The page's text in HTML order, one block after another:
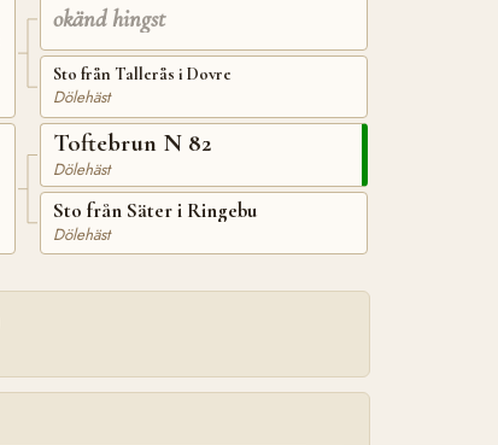
okänd hingst
Sto från Tallerås i Dovre
Dölehäst
Toftebrun N 82
Dölehäst
Sto från Säter i Ringebu
Dölehäst